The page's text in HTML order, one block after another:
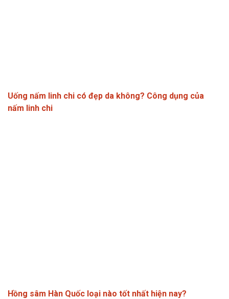
Uống nấm linh chi có đẹp da không? Công dụng của
nấm linh chi
Hồng sâm Hàn Quốc loại nào tốt nhất hiện nay?